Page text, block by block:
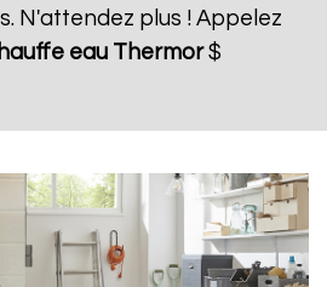
N'attendez plus ! Appelez
eau Thermor$